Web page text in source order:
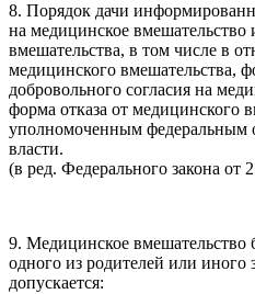
8. Порядок дачи
на медицинское вмешательство
вмешательства, в том числе в
медицинского вмешательства,
добровольного согласия на
форма отказа от медицинского
уполномоченным федеральным
власти.
(в ред. Федерального закона от
9. Медицинское вмешательство
одного из родителей или иного
допускается: